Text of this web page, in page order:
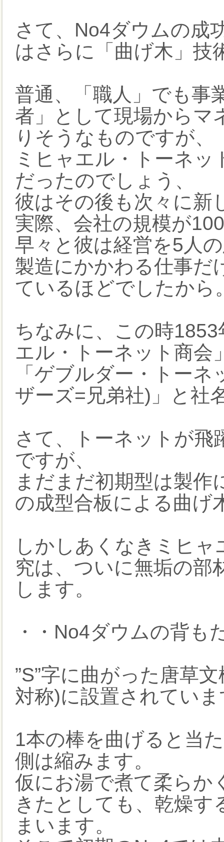
さて、No4ダウムの成
はさらに「曲げ木」技
普通、「職人」でも事
者」として現場からマ
りそうなものですが、
ミヒャエル・トーネ
だったのでしょう、
彼はその後も次々に新
実際、会社の規模が
早々と彼は経営を5人
製造にかかわる仕事だ
ているほどでしたから
ちなみに、この時
エル・トーネット商会
「ゲブルダー・トー
ザーズ=兄弟社)」と社
さて、トーネットが飛
ですが、
まだまだ初期型は製作
の成型合板による曲げ
しかしあくなきミヒ
究は、ついに無垢の部
します。
・・No4ダウムの背も
”S”字に曲がった唐草
対称)に設置されてい
1本の棒を曲げると当
側は縮みます。
仮にお湯で煮て柔らか
きたとしても、乾燥す
まいます。